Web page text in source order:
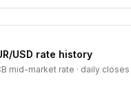
/USD rate history
mid-market rate · daily closes